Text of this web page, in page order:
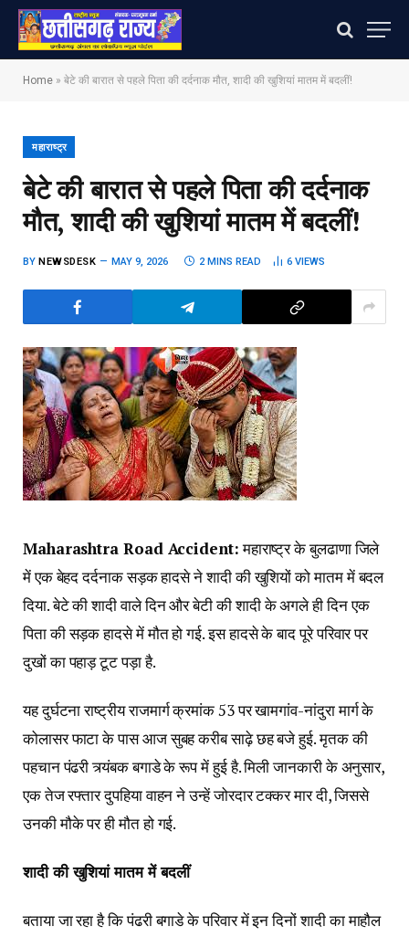
Home » बेटे की बारात से पहले पिता की दर्दनाक मौत, शादी की खुशियां मातम में बदलीं!
महाराष्ट्र
बेटे की बारात से पहले पिता की दर्दनाक
मौत, शादी की खुशियां मातम में बदलीं!
BY NEWSDESK MAY 9, 2026 2 MINS READ 6VIEWS
Maharashtra Road Accident:महाराष्ट्र के बुलढाणा जिले
में एक बेहद दर्दनाक सड़क हादसे ने शादी की खुशियों को मातम में बदल
दिया. बेटे की शादी वाले दिन और बेटी की शादी के अगले ही दिन एक
पिता की सड़क हादसे में मौत हो गई. इस हादसे के बाद पूरे परिवार पर
दुखों का पहाड़ टूट पड़ा है.
यह दुर्घटना राष्ट्रीय राजमार्ग क्रमांक 53 पर खामगांव-नांदुरा मार्ग के
कोलासर फाटा के पास आज सुबह करीब साढ़े छह बजे हुई. मृतक की
पहचान पंढरी त्र्यंबक बगाडे के रूप में हुई है. मिली जानकारी के अनुसार,
एक तेज रफ्तार दुपहिया वाहन ने उन्हें जोरदार टक्कर मार दी, जिससे
उनकी मौके पर ही मौत हो गई.
शादी की खुशियां मातम में बदलीं
बताया जा रहा है कि पंढरी बगाडे के परिवार में इन दिनों शादी का माहौल